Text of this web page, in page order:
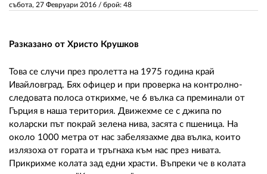
събота, 27 Февруари 2016 / брой: 48
Разказано от Христо Крушков
Това се случи през пролетта на 1975 година край
Ивайловград. Бях офицер и при проверка на контролно-
следовата полоса открихме, че 6 вълка са преминали от
Гърция в наша територия. Движехме се с джипа по
коларски път покрай зелена нива, засята с пшеница. На
около 1000 метра от нас забелязахме два вълка, които
излязоха от гората и тръгнаха към нас през нивата.
Прикрихме колата зад едни храсти. Въпреки че в колата
ЗА НАС
РЕКЛАМА
АБОНАМЕНТ
УСЛОВИЯ ЗА ПОЛЗВАНЕ